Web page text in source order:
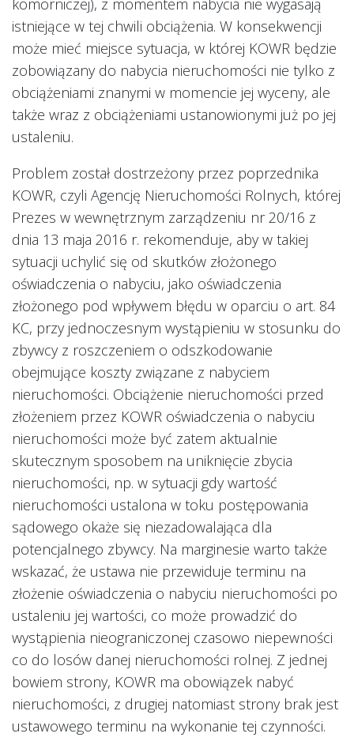
komorniczej), z momentem nabycia nie wygasają
istniejące w tej chwili obciążenia. W konsekwencji
może mieć miejsce sytuacja, w której KOWR będzie
zobowiązany do nabycia nieruchomości nie tylko z
obciążeniami znanymi w momencie jej wyceny, ale
także wraz z obciążeniami ustanowionymi już po jej
ustaleniu.
Problem został dostrzeżony przez poprzednika
KOWR, czyli Agencję Nieruchomości Rolnych, której
Prezes w wewnętrznym zarządzeniu nr 20/16 z
dnia 13 maja 2016 r. rekomenduje, aby w takiej
sytuacji uchylić się od skutków złożonego
oświadczenia o nabyciu, jako oświadczenia
złożonego pod wpływem błędu w oparciu o art. 84
KC, przy jednoczesnym wystąpieniu w stosunku do
zbywcy z roszczeniem o odszkodowanie
obejmujące koszty związane z nabyciem
nieruchomości. Obciążenie nieruchomości przed
złożeniem przez KOWR oświadczenia o nabyciu
nieruchomości może być zatem aktualnie
skutecznym sposobem na uniknięcie zbycia
nieruchomości, np. w sytuacji gdy wartość
nieruchomości ustalona w toku postępowania
sądowego okaże się niezadowalająca dla
potencjalnego zbywcy. Na marginesie warto także
wskazać, że ustawa nie przewiduje terminu na
złożenie oświadczenia o nabyciu nieruchomości po
ustaleniu jej wartości, co może prowadzić do
wystąpienia nieograniczonej czasowo niepewności
co do losów danej nieruchomości rolnej. Z jednej
bowiem strony, KOWR ma obowiązek nabyć
nieruchomości, z drugiej natomiast strony brak jest
ustawowego terminu na wykonanie tej czynności.